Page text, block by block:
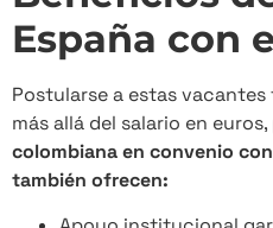
España con
Postularse a estas
más allá del salario en euros,
colombiana en convenio
también ofrecen: